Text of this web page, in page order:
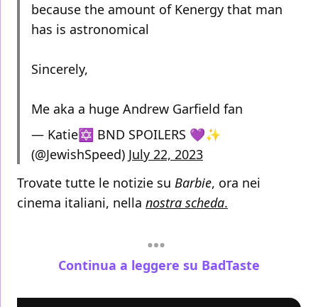
because the amount of Kenergy that man
has is astronomical
Sincerely,
Me aka a huge Andrew Garfield fan
— Katie✡︎ BND SPOILERS 💜✨
(@JewishSpeed) July 22, 2023
Trovate tutte le notizie su Barbie, ora nei
cinema italiani, nella nostra scheda.
Continua a leggere su BadTaste